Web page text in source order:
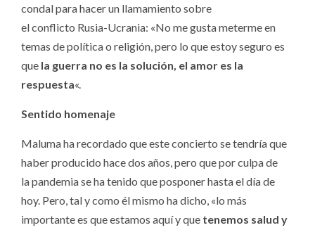
condal para hacer un llamamiento sobre
el conflicto Rusia-Ucrania: «No me gusta meterme en
temas de política o religión, pero lo que estoy seguro es
que la guerra no es la solución, el amor es la
respuesta«.
Sentido homenaje
Maluma ha recordado que este concierto se tendría que
haber producido hace dos años, pero que por culpa de
la pandemia se ha tenido que posponer hasta el día de
hoy. Pero, tal y como él mismo ha dicho, «lo más
importante es que estamos aquí y que tenemos salud y